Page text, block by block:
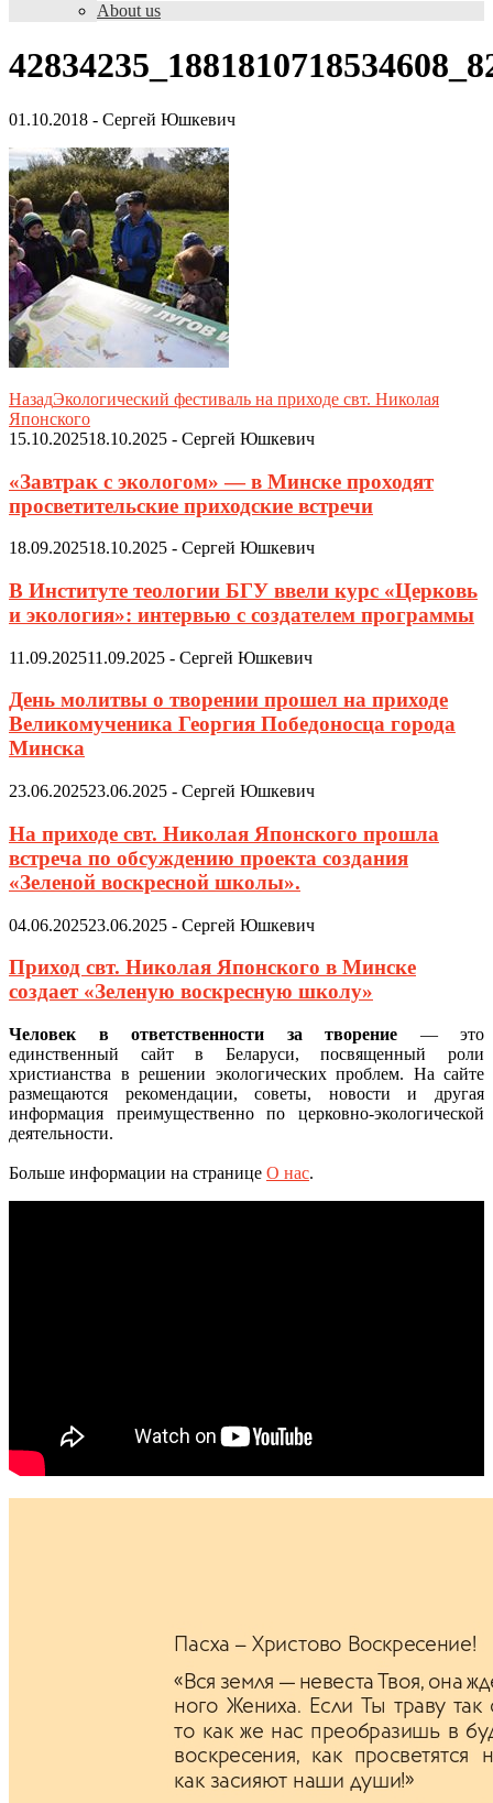
About us
01.10.2018 - Сергей Юшкевич
НазадЭкологический фестиваль на приходе свт. Николая
Японского
15.10.202518.10.2025 - Сергей Юшкевич
«Завтрак с экологом» — в Минске проходят
просветительские приходские встречи
18.09.202518.10.2025 - Сергей Юшкевич
В Институте теологии БГУ ввели курс «Церковь
и экология»: интервью с создателем программы
11.09.202511.09.2025 - Сергей Юшкевич
День молитвы о творении прошел на приходе
Великомученика Георгия Победоносца города
Минска
23.06.202523.06.2025 - Сергей Юшкевич
На приходе свт. Николая Японского прошла
встреча по обсуждению проекта создания
«Зеленой воскресной школы».
04.06.202523.06.2025 - Сергей Юшкевич
Приход свт. Николая Японского в Минске
создает «Зеленую воскресную школу»
Человек в ответственности за творение — это
единственный сайт в Беларуси, посвященный роли
христианства в решении экологических проблем. На сайте
размещаются рекомендации, советы, новости и другая
информация преимущественно по церковно-экологической
деятельности.
Больше информации на странице О нас.